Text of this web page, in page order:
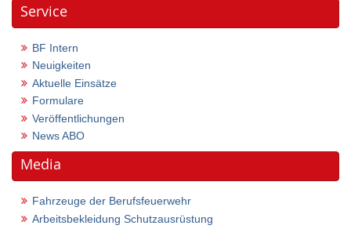
Service
BF Intern
Neuigkeiten
Aktuelle Einsätze
Formulare
Veröffentlichungen
News ABO
Media
Fahrzeuge der Berufsfeuerwehr
Arbeitsbekleidung Schutzausrüstung